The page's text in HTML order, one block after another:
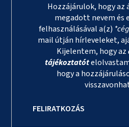
Hozzájárulok, hogy
megadott nevem és
felhasználásával a(z)
mail útján hírleveleket,
Kijelentem, hogy az
tájékoztatót
hogy a
FELIRATKOZÁS